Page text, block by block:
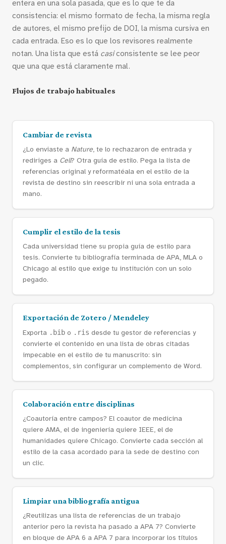
entera en una sola pasada, que es lo que te da
consistencia: el mismo formato de fecha, la misma regla
de autores, el mismo prefijo de DOI, la misma cursiva en
cada entrada. Eso es lo que los revisores realmente
notan. Una lista que está casiconsistente se lee peor
que una que está claramente mal.
Flujos de trabajo habituales
Cambiar de revista
¿Lo enviaste a Nature, te lo rechazaron de entrada y
rediriges a Cell? Otra guía de estilo. Pega la lista de
referencias original y reformatéala en el estilo de la
revista de destino sin reescribir ni una sola entrada a
mano.
Cumplir el estilo de la tesis
Cada universidad tiene su propia guía de estilo para
tesis. Convierte tu bibliografía terminada de APA, MLA o
Chicago al estilo que exige tu institución con un solo
pegado.
Exportación de Zotero / Mendeley
Exporta .bib o .ris desde tu gestor de referencias y
convierte el contenido en una lista de obras citadas
impecable en el estilo de tu manuscrito: sin
complementos, sin configurar un complemento de Word.
Colaboración entre disciplinas
¿Coautoría entre campos? El coautor de medicina
quiere AMA, el de ingeniería quiere IEEE, el de
humanidades quiere Chicago. Convierte cada sección al
estilo de la casa acordado para la sede de destino con
un clic.
Limpiar una bibliografía antigua
¿Reutilizas una lista de referencias de un trabajo
anterior pero la revista ha pasado a APA 7? Convierte
en bloque de APA 6 a APA 7 para incorporar los títulos